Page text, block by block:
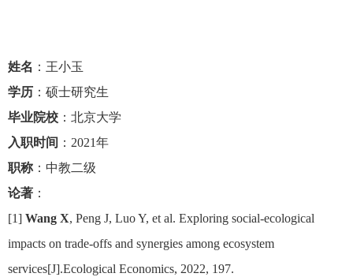
姓名 ：王小玉
学历 ：硕士研究生
毕业院校 ：北京大学
入职时间 ： 2021年
职称 ：中教二级
论著 ：
[1] Wang X, Peng J, Luo Y, et al. Exploring social-ecological
impacts on trade-offs and synergies among ecosystem
services[J].Ecological Economics, 2022, 197.